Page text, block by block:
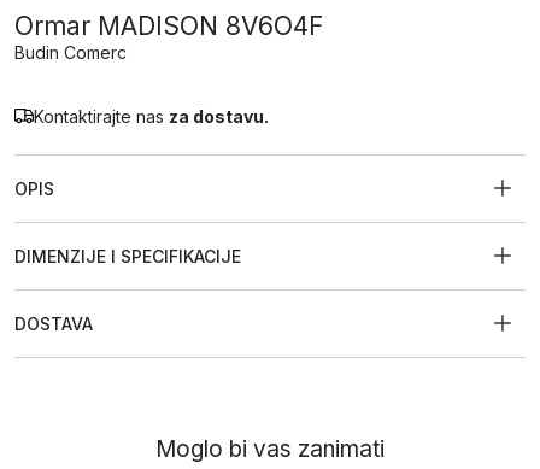
Ormar MADISON 8V6O4F
Budin Comerc
Kontaktirajte nas za dostavu.
OPIS
DIMENZIJE I SPECIFIKACIJE
DOSTAVA
Moglo bi vas zanimati